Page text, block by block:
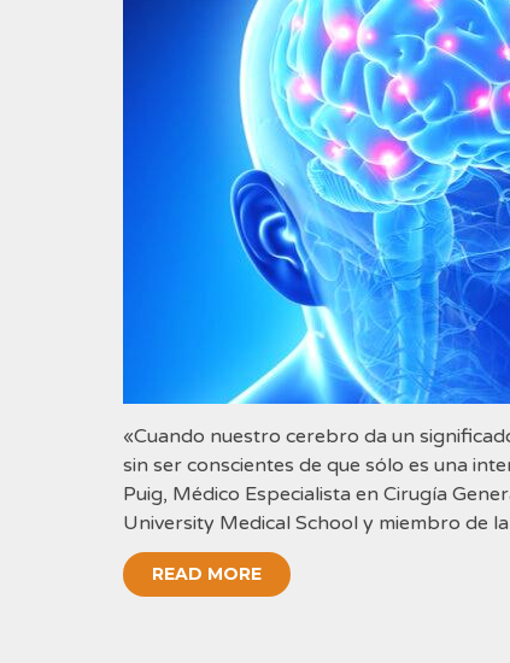
«Cuando nuestro cerebro da un
sin ser conscientes de que sólo es una
Puig, Médico Especialista en Cirugía
University Medical School y miembro de
READ MORE